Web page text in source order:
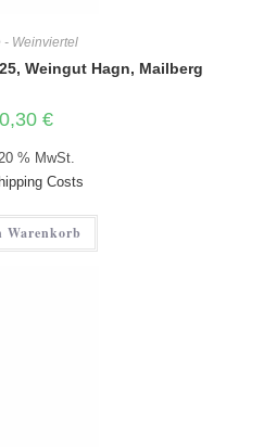
- Weinviertel
Weingut Hagn, Mailberg
€
% MwSt.
Costs
Warenkorb